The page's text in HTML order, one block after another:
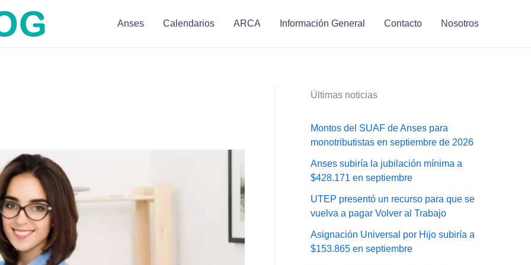
Anses Calendarios ARCA Información General Contacto Nosotros
Últimas noticias
Montos del SUAF de Anses para
monotributistas en septiembre de 2026
Anses subiría la jubilación mínima a
$428.171 en septiembre
UTEP presentó un recurso para que se
vuelva a pagar Volver al Trabajo
Asignación Universal por Hijo subiría a
$153.865 en septiembre